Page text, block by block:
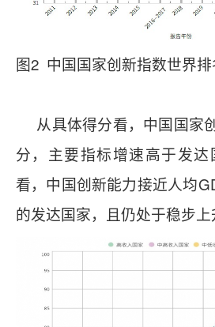
图2 中国国家创新指数世界
从具体得分看，中国国家
分，主要指标增速高于发
看，中国创新能力接近人均
的发达国家，且仍处于稳步上